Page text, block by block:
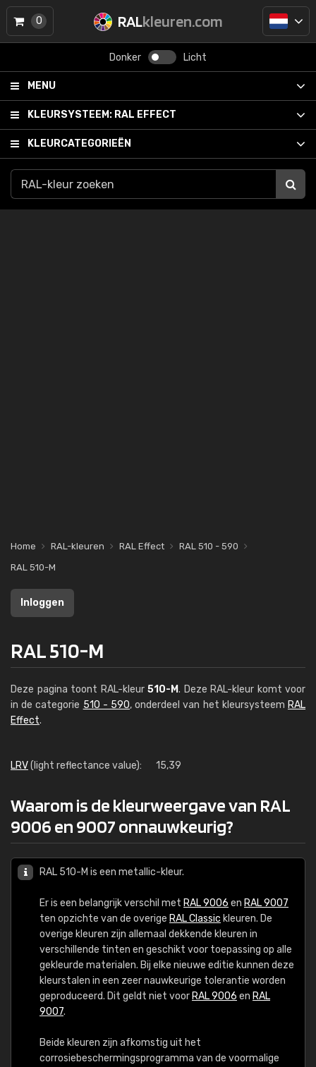
RALkleuren.com
Donker Licht
MENU
KLEURSYSTEEM: RAL EFFECT
KLEURCATEGORIEËN
0
Home RAL-kleuren RAL Effect
RAL 510 - 590
RAL 510-M
Inloggen
RAL 510-M
Deze pagina toont RAL-kleur 510-M. Deze RAL-kleur komt voor
in de categorie 510 - 590, onderdeel van het kleursysteem RAL
Effect.
LRV(light reflectance value): 15,39
Waarom is de kleurweergave van RAL
9006 en 9007 onnauwkeurig?
RAL 510-M is een metallic-kleur.
Er is een belangrijk verschil met RAL 9006 en RAL 9007
ten opzichte van de overige RAL Classic kleuren. De
overige kleuren zijn allemaal dekkende kleuren in
verschillende tinten en geschikt voor toepassing op alle
gekleurde materialen. Bij elke nieuwe editie kunnen deze
kleurstalen in een zeer nauwkeurige tolerantie worden
geproduceerd. Dit geldt niet voor RAL 9006 en RAL
9007.
Beide kleuren zijn afkomstig uit het
corrosiebeschermingsprogramma van de voormalige